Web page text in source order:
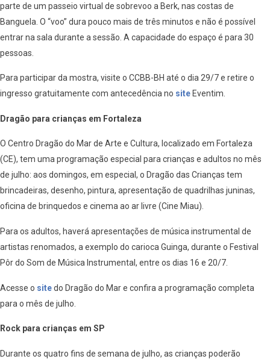
parte de um passeio virtual de sobrevoo a Berk, nas costas de
Banguela. O “voo” dura pouco mais de três minutos e não é possível
entrar na sala durante a sessão. A capacidade do espaço é para 30
pessoas.
Para participar da mostra, visite o CCBB-BH até o dia 29/7 e retire o
ingresso gratuitamente com antecedência no site Eventim.
Dragão para crianças em Fortaleza
O Centro Dragão do Mar de Arte e Cultura, localizado em Fortaleza
(CE), tem uma programação especial para crianças e adultos no mês
de julho: aos domingos, em especial, o Dragão das Crianças tem
brincadeiras, desenho, pintura, apresentação de quadrilhas juninas,
oficina de brinquedos e cinema ao ar livre (Cine Miau).
Para os adultos, haverá apresentações de música instrumental de
artistas renomados, a exemplo do carioca Guinga, durante o Festival
Pôr do Som de Música Instrumental, entre os dias 16 e 20/7.
Acesse o sitedo Dragão do Mar e confira a programação completa
para o mês de julho.
Rock para crianças em SP
Durante os quatro fins de semana de julho, as crianças poderão